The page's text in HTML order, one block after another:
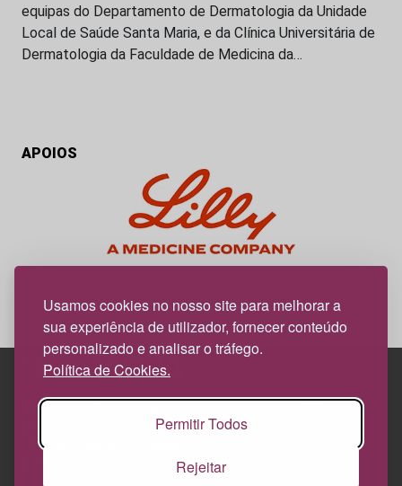
Usamos cookies no nosso site para melhorar a
sua experiência de utilizador, fornecer conteúdo
personalizado e analisar o tráfego.
Política de Cookies.
Permitir Todos
Rejeitar
equipas do Departamento de Dermatologia da Unidade
Local de Saúde Santa Maria, e da Clínica Universitária de
Dermatologia da Faculdade de Medicina da…
APOIOS
News Farma, possível com o apoio da Lilly.
Edif. Lisboa Oriente | Av. Infante D. Henrique, n.º 333H, esc.
1800-282 Lisboa | Portugal